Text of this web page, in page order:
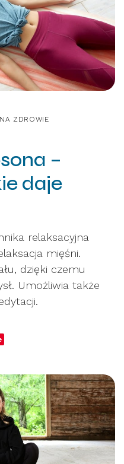
ZDROWIE
–
daje
relaksacyjna
mięśni.
dzięki czemu
Umożliwia także